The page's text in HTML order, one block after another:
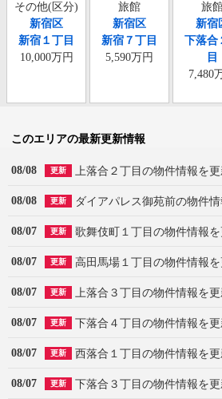
その他(区分)
新宿区
新宿１丁目
10,000万円
旅館
新宿区
新宿７丁目
5,590万円
旅
新宿
下落合
目
7,480
このエリアの最新更新情報
08/08 更新 上落合２丁目の物件情報を
08/08 更新 ダイアパレス御苑前の物件
08/07 更新 歌舞伎町１丁目の物件情報
08/07 更新 高田馬場１丁目の物件情報
08/07 更新 上落合３丁目の物件情報を
08/07 更新 下落合４丁目の物件情報を
08/07 更新 西落合１丁目の物件情報を
08/07 更新 下落合３丁目の物件情報を